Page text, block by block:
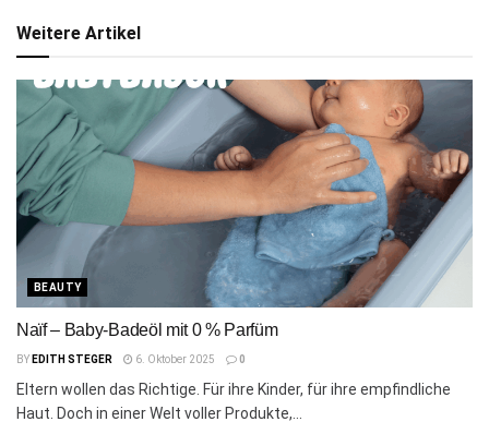
Weitere Artikel
BEAUTY
Naïf – Baby-Badeöl mit 0 % Parfüm
BY EDITH STEGER 6. Oktober 2025 0
Eltern wollen das Richtige. Für ihre Kinder, für ihre empfindliche
Haut. Doch in einer Welt voller Produkte,...